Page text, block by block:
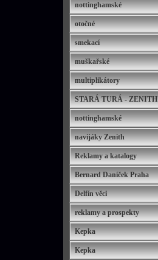
nottinghamské
otočné
smekací
muškařské
multiplikátory
STARÁ TURÁ - ZENITH
nottinghamské
navijáky Zenith
Reklamy a katalogy
Bernard Daníček Praha
Delfín věci
reklamy a prospekty
Kepka
Kepka